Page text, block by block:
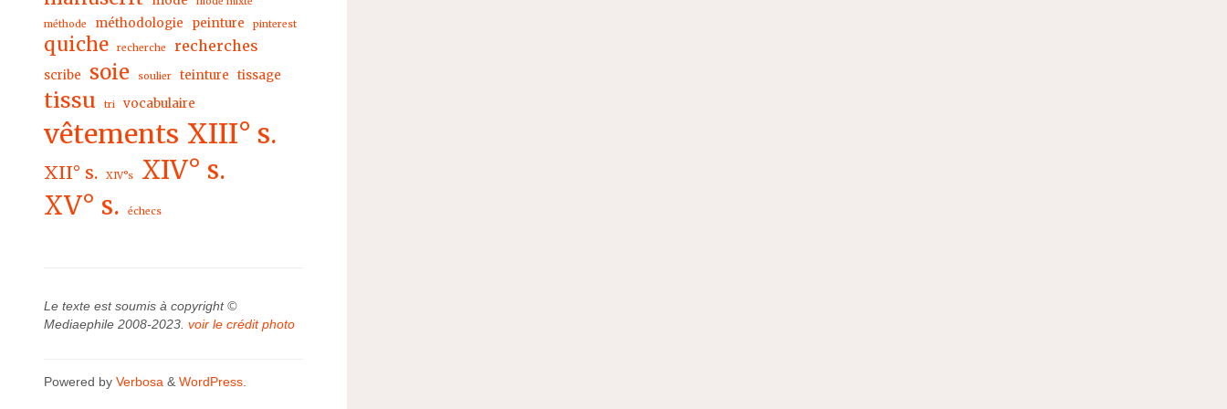
méthode
méthodologie peinture pinterest
quiche recherche recherches
scribe soie soulier teinture tissage
tissu tri vocabulaire
vêtements XIII° s.
XII° s. XIV°s
XIV° s.
XV° s.
échecs
Le texte est soumis à copyright ©
Mediaephile 2008-2023. voir le crédit photo
Powered by Verbosa & WordPress